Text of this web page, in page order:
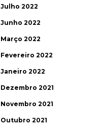
Julho 2022
Junho 2022
Março 2022
Fevereiro 2022
Janeiro 2022
Dezembro 2021
Novembro 2021
Outubro 2021